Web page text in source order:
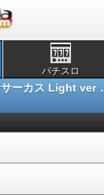
パチスロ
ーカス Light ver．